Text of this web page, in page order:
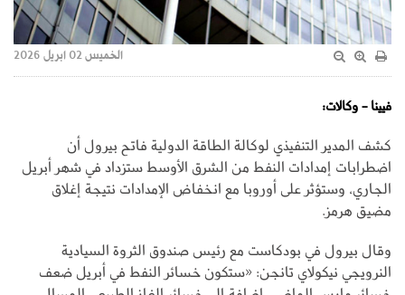
الخميس 02 ابريل 2026
فيينا - وكالات:
كشف المدير التنفيذي لوكالة الطاقة الدولية فاتح بيرول أن
اضطرابات إمدادات النفط من الشرق الأوسط ستزداد في شهر أبريل
الجاري، وستؤثر على أوروبا مع انخفاض الإمدادات نتيجة إغلاق
مضيق هرمز.
وقال بيرول في بودكاست مع رئيس صندوق الثروة السيادية
النرويجي نيكولاي تانجن: «ستكون خسائر النفط في أبريل ضعف